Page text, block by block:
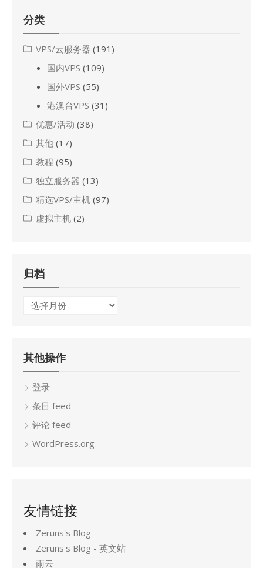
分类
VPS/云服务器 (191)
国内VPS (109)
国外VPS (55)
港澳台VPS (31)
优惠/活动 (38)
其他 (17)
教程 (95)
独立服务器 (13)
精选VPS/主机 (97)
虚拟主机 (2)
归档
归
其他操作
登录
条目 feed
评论 feed
WordPress.org
友情链接
Zeruns's Blog
Zeruns's Blog - 英文站
雨云